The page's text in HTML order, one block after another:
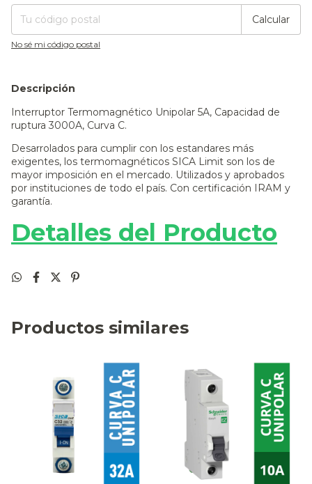
Calcular
No sé mi código postal
Descripción
Interruptor Termomagnético Unipolar 5A, Capacidad de
ruptura 3000A, Curva C.
Desarrolados para cumplir con los estandares más
exigentes, los termomagnéticos SICA Limit son los de
mayor imposición en el mercado. Utilizados y aprobados
por instituciones de todo el país. Con certificación IRAM y
garantía.
Detalles del Producto
Productos similares